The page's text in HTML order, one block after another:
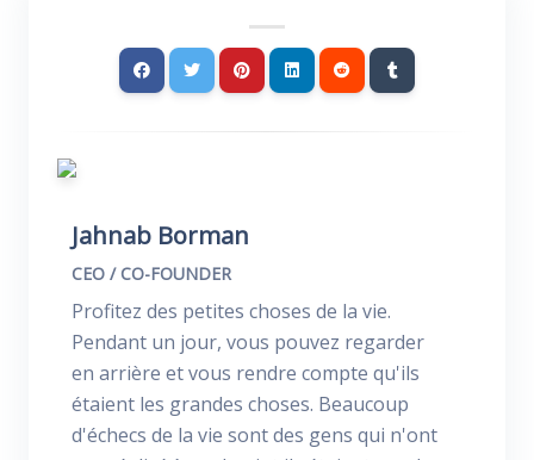
Jahnab Borman
CEO / CO-FOUNDER
Profitez des petites choses de la vie.
Pendant un jour, vous pouvez regarder
en arrière et vous rendre compte qu'ils
étaient les grandes choses. Beaucoup
d'échecs de la vie sont des gens qui n'ont